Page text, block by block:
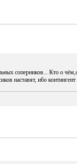
соперников... Кто о
наставят, ибо